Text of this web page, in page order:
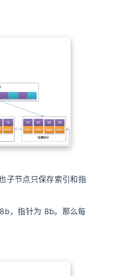
子节点只保存索引和指
，指针为 8b。那么每